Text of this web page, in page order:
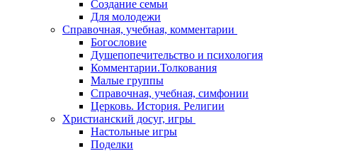
Создание семьи
Для молодежи
Справочная, учебная, комментарии
Богословие
Душепопечительство и психология
Комментарии.Толкования
Малые группы
Справочная, учебная, симфонии
Церковь. История. Религии
Христианский досуг, игры
Настольные игры
Поделки